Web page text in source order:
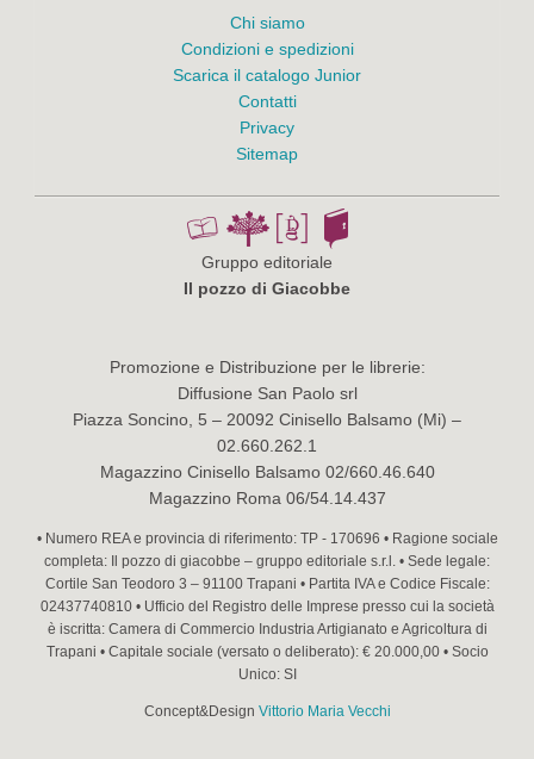
Chi siamo
Condizioni e spedizioni
Scarica il catalogo Junior
Contatti
Privacy
Sitemap
Gruppo editoriale
Il pozzo di Giacobbe
Promozione e Distribuzione per le librerie:
Diffusione San Paolo srl
Piazza Soncino, 5 – 20092 Cinisello Balsamo (Mi) –
02.660.262.1
Magazzino Cinisello Balsamo 02/660.46.640
Magazzino Roma 06/54.14.437
• Numero REA e provincia di riferimento: TP - 170696 • Ragione sociale
completa: Il pozzo di giacobbe – gruppo editoriale s.r.l. • Sede legale:
Cortile San Teodoro 3 – 91100 Trapani • Partita IVA e Codice Fiscale:
02437740810 • Ufficio del Registro delle Imprese presso cui la società
è iscritta: Camera di Commercio Industria Artigianato e Agricoltura di
Trapani • Capitale sociale (versato o deliberato): € 20.000,00 • Socio
Unico: SI
Concept&Design Vittorio Maria Vecchi